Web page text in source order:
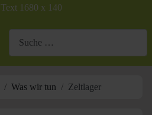
Was wir tun Zeltlager